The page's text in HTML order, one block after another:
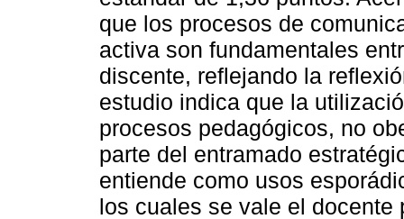
que los procesos de
activa son fundamentales
discente, reflejando la
estudio indica que la
procesos pedagógicos, no
parte del entramado
entiende como usos
los cuales se vale el docente